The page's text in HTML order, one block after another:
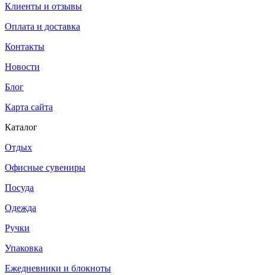
Клиенты и отзывы
Оплата и доставка
Контакты
Новости
Блог
Карта сайта
Каталог
Отдых
Офисные сувениры
Посуда
Одежда
Ручки
Упаковка
Ежедневники и блокноты